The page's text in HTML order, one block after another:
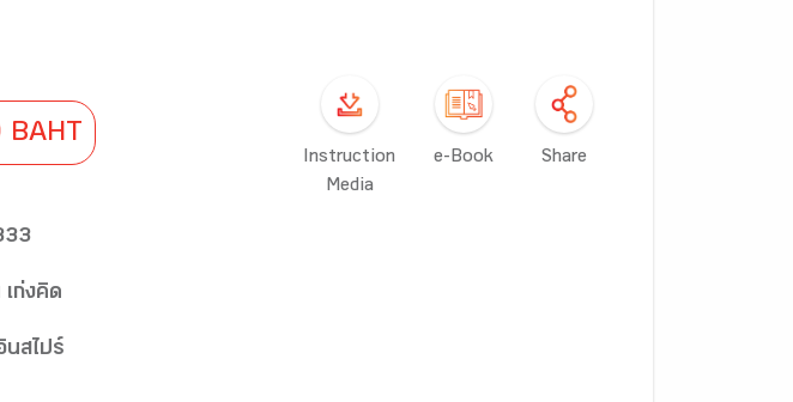
Instruction
Media
e-Book Share
เก่งคิด
นสไปร์